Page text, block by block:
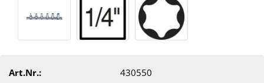
Art.Nr.:
430550